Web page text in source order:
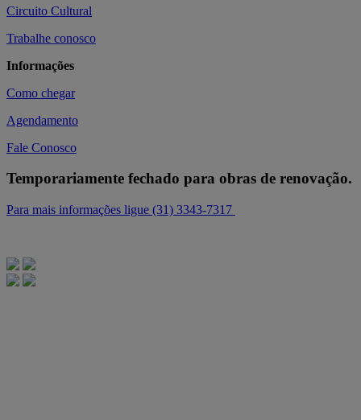
Circuito Cultural
Trabalhe conosco
Informações
Como chegar
Agendamento
Fale Conosco
Temporariamente fechado para obras de renovação.
Para mais informações ligue (31) 3343-7317